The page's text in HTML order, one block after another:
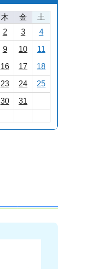
木 金
土
2 3 4
9 10 11
16 17 18
23 24 25
30 31